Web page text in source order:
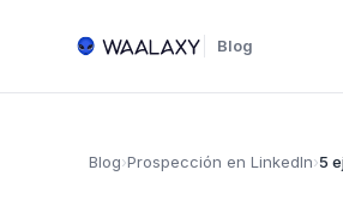
Blog
Blog›Prospección en LinkedIn›5